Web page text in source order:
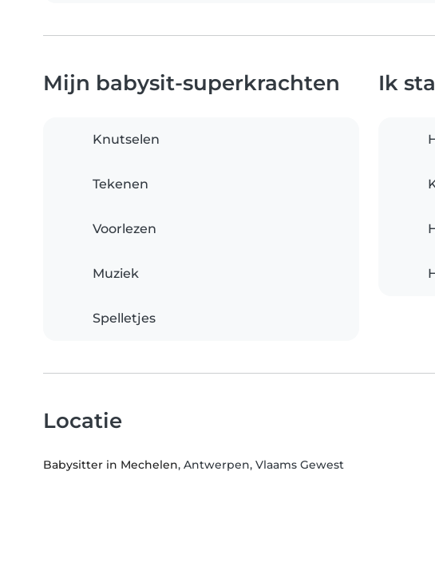
Mijn babysit-superkrachten
Knutselen
Tekenen
Voorlezen
Muziek
Spelletjes
Ik
Locatie
Babysitter in Mechelen, Antwerpen, Vlaams Gewest